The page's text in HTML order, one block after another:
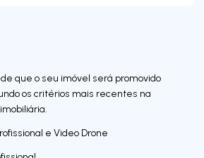
que o seu imóvel será promovido
os critérios mais recentes na
e Video Drone